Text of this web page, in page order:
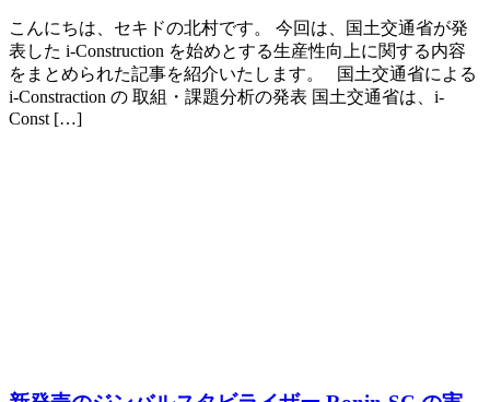
こんにちは、セキドの北村です。 今回は、国土交通省が発
表した i-Construction を始めとする生産性向上に関する内容
をまとめられた記事を紹介いたします。 国土交通省による
i-Constraction の 取組・課題分析の発表 国土交通省は、i-
Const […]